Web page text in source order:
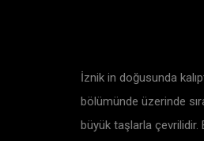
İznik in doğusunda
bölümünde üzerinde
büyük taşlarla çevrilidir.